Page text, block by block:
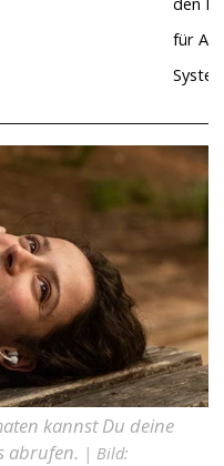
für
kannst Du deine
abrufen. | Bild: